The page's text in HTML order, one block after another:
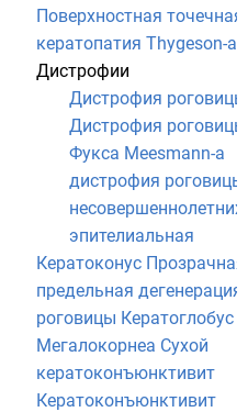
Поверхностная точечная
кератопатия Thygeson-а
Дистрофии
Дистрофия роговицы
Дистрофия роговицы
Фукса Meesmann-а
дистрофия роговицы
несовершеннолетних
эпителиальная
Кератоконус Прозрачная
предельная дегенерация
роговицы Кератоглобус
Мегалокорнеа Сухой
кератоконъюнктивит
Кератоконъюнктивит